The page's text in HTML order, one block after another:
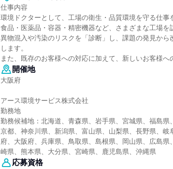
仕事内容
環境ドクターとして、工場の衛生・品質環境を守る仕事
食品・医薬品・容器・精密機器など、さまざまな工場を
異物混入や汚染のリスクを「診断」し、課題の発見か
します。
また、既存のお客様への対応に加えて、新しいお客様へ
開催地
大阪府
アース環境サービス株式会社
勤務地
勤務候補地：北海道、青森県、岩手県、宮城県、福島
京都、神奈川県、新潟県、富山県、山梨県、長野県、
府、大阪府、兵庫県、鳥取県、島根県、岡山県、広島
崎県、熊本県、大分県、宮崎県、鹿児島県、沖縄県
応募資格